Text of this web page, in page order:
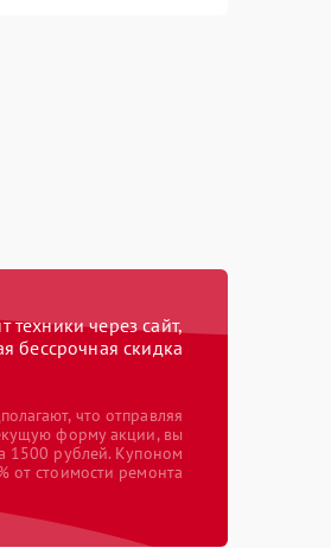
через сайт,
бессрочная скидка
что отправляя
форму акции, вы
1500 рублей. Купоном
от стоимости ремонта